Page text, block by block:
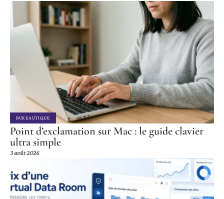
BUREAUTIQUE
Point d’exclamation sur Mac : le guide clavier
ultra simple
3 août 2026